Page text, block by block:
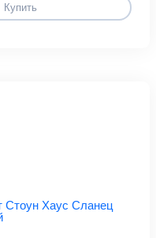
Купить